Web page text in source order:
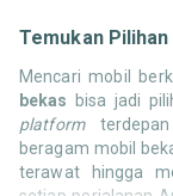
Temukan
Mencari mobil
bekas bisa jadi
platformterdepan
beragam mobil
terawat hingga